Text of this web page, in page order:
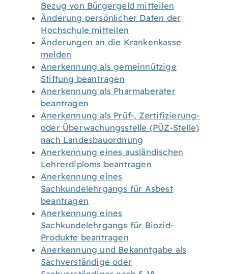
Bezug von Bürgergeld mitteilen
Änderung persönlicher Daten der
Hochschule mitteilen
Änderungen an die Krankenkasse
melden
Anerkennung als gemeinnützige
Stiftung beantragen
Anerkennung als Pharmaberater
beantragen
Anerkennung als Prüf-, Zertifizierung-
oder Überwachungsstelle (PÜZ-Stelle)
nach Landesbauordnung
Anerkennung eines ausländischen
Lehrerdiploms beantragen
Anerkennung eines
Sachkundelehrgangs für Asbest
beantragen
Anerkennung eines
Sachkundelehrgangs für Biozid-
Produkte beantragen
Anerkennung und Bekanntgabe als
Sachverständige oder